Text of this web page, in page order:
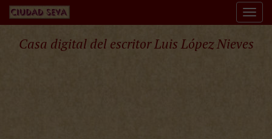
Casa digital del escritor Luis López Nieves